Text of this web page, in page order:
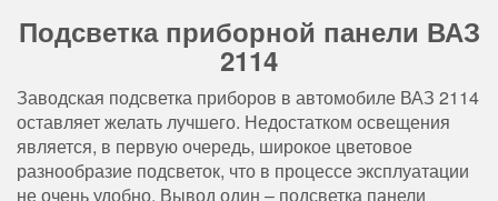
Подсветка приборной панели ВАЗ
2114
Заводская подсветка приборов в автомобиле ВАЗ 2114
оставляет желать лучшего. Недостатком освещения
является, в первую очередь, широкое цветовое
разнообразие подсветок, что в процессе эксплуатации
не очень удобно. Вывод один – подсветка панели